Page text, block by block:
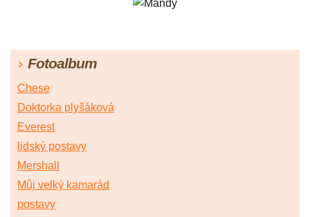
Fotoalbum
Chese
Doktorka plyšáková
Everest
lidský postavy
Mershall
Můj velký kamarád
postavy